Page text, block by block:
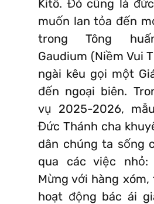
Kitô. Đó cũng là
muốn lan tỏa đến
trong Tông
Gaudium (Niềm Vui
ngài kêu gọi một
đến ngoại biên.
vụ 2025-2026,
Đức Thánh cha
dân chúng ta sống
qua các việc
Mừng với hàng
hoạt động bác ái